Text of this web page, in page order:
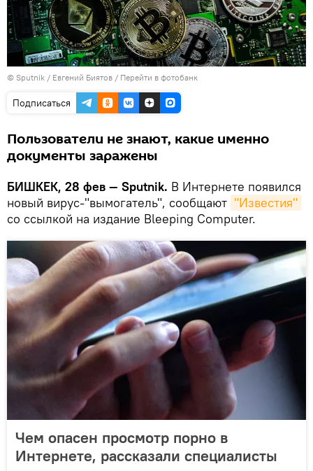
© Sputnik / Евгений Биятов / Перейти в фотобанк
Подписаться
Пользователи не знают, какие именно
документы заражены
БИШКЕК, 28 фев — Sputnik. В Интернете появился
новый вирус-"вымогатель", сообщают "Известия"
со ссылкой на издание Bleeping Computer.
Чем опасен просмотр порно в
Интернете, рассказали специалисты